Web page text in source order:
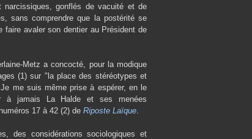
gonflés de vacuité et de
sans comprendre que la postérité se
faire avaler son dentier au Président de
Metz a concocté, pour la modique
(1) sur "la place des stéréotypes et
me suis même prise à espérer, en le
à jamais La Halde et ses menées
17 à 42 (2) de Riposte Laïque.
des considérations sociologiques et